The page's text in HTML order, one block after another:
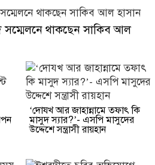
সম্মেলনে থাকছেন সাকিব আল
‘দোযখ আর জাহান্নামে তফাৎ কি
মাসুদ স্যার?’- এসপি মাসুদের
উদ্দেশে সন্ত্রাসী রায়হান